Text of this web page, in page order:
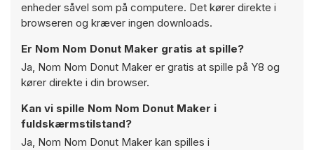
enheder såvel som på computere. Det kører direkte i
browseren og kræver ingen downloads.
Er Nom Nom Donut Maker gratis at spille?
Ja, Nom Nom Donut Maker er gratis at spille på Y8 og
kører direkte i din browser.
Kan vi spille Nom Nom Donut Maker i
fuldskærmstilstand?
Ja, Nom Nom Donut Maker kan spilles i